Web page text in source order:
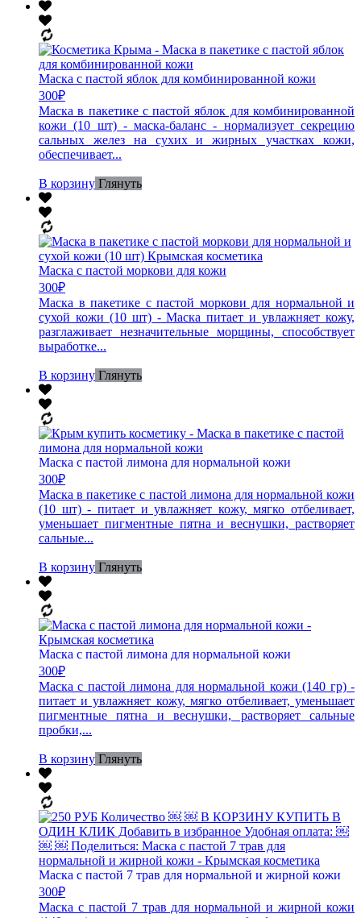
Маска с пастой яблок для комбинированной кожи
300₽
Маска в пакетике с пастой яблок для комбинированной
кожи (10 шт) - маска-баланс - нормализует секрецию
сальных желез на сухих и жирных участках кожи,
обеспечивает...
В корзину Глянуть
Маска с пастой моркови для кожи
300₽
Маска в пакетике с пастой моркови для нормальной и
сухой кожи (10 шт) - Маска питает и увлажняет кожу,
разглаживает незначительные морщины, способствует
выработке...
В корзину Глянуть
Маска с пастой лимона для нормальной кожи
300₽
Маска в пакетике с пастой лимона для нормальной кожи
(10 шт) - питает и увлажняет кожу, мягко отбеливает,
уменьшает пигментные пятна и веснушки, растворяет
сальные...
В корзину Глянуть
Маска с пастой лимона для нормальной кожи
300₽
Маска с пастой лимона для нормальной кожи (140 гр) -
питает и увлажняет кожу, мягко отбеливает, уменьшает
пигментные пятна и веснушки, растворяет сальные
пробки,...
В корзину Глянуть
Маска с пастой 7 трав для нормальной и жирной кожи
300₽
Маска с пастой 7 трав для нормальной и жирной кожи